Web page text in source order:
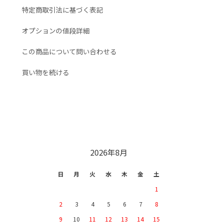
特定商取引法に基づく表記
オプションの値段詳細
この商品について問い合わせる
買い物を続ける
2026年8月
日 月 火 水 木 金
土
1
2
3 4 5 6 7
8
9
10 11 12 13 14
15